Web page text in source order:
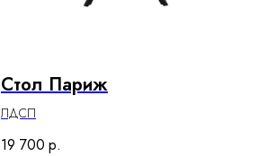
Стол Париж
ЛДСП
19 700 р.